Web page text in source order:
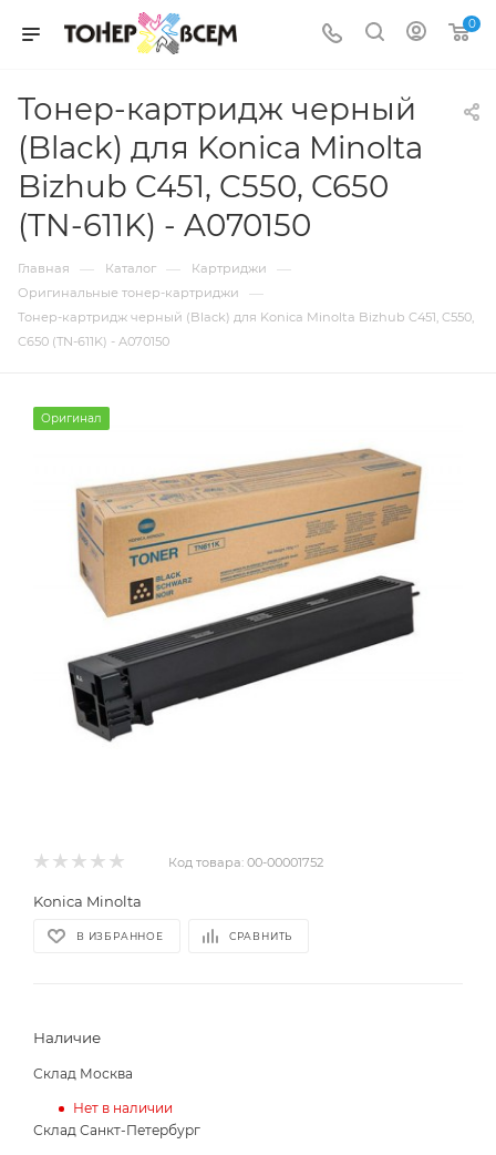
0
Тонер-картридж черный
(Black) для Konica Minolta
Bizhub C451, C550, C650
(TN-611K) - A070150
Главная — Каталог — Картриджи —
Оригинальные тонер-картриджи —
Тонер-картридж черный (Black) для Konica Minolta Bizhub C451, C550,
C650 (TN-611K) - A070150
Оригинал
Код товара: 00-00001752
Konica Minolta
В ИЗБРАННОЕ СРАВНИТЬ
Наличие
Склад Москва
Нет в наличии
Склад Санкт-Петербург